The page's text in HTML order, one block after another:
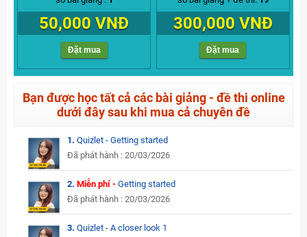
50,000 VNĐ
Đặt mua
300,000 VNĐ
Đặt mua
Bạn được học tất cả các bài giảng - đề thi online
dưới đây sau khi mua cả chuyên đề
1. Quizlet - Getting started
Đã phát hành : 20/03/2026
2. Miễn phí - Getting started
Đã phát hành : 20/03/2026
3. Quizlet - A closer look 1